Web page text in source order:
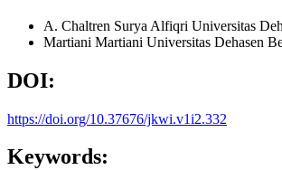
A. Chaltren Surya Alfiqri Universitas
Martiani Martiani Universitas Dehasen
DOI:
https://doi.org/10.37676/jkwi.v1i2.332
Keywords: